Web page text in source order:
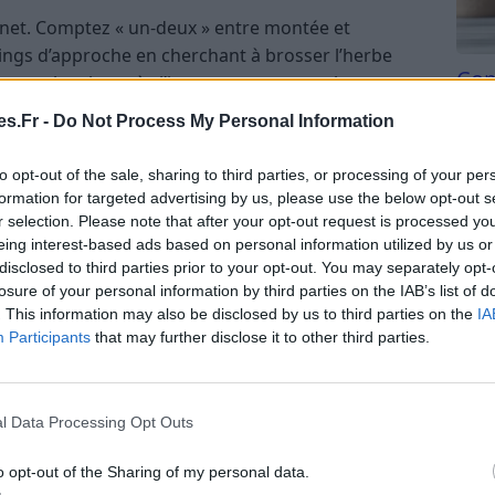
- Do Not Process My Personal Information
opt-out of the sale, sharing to third parties, or processing of your
for targeted advertising by us, please use the below opt-out
selection. Please note that after your opt-out request is processed
interest-based ads based on personal information utilized by us
to third parties prior to your opt-out. You may separately
of your personal information by third parties on the IAB’s list of
This information may also be disclosed by us to third parties on the
Participants that may further disclose it to other third parties.
Data Processing Opt Outs
opt-out of the Sharing of my personal data.
Comptez « un-deux » entre montée et
d’approche en cherchant à brosser l’herbe
touchez-la après l’impact pour ancrer la
sur internet pour progresser au golf. Vous
de différents professeurs et gagner en
golfn’a jamais été si simple qu’avec internet, et
courte et utile
Tri
du